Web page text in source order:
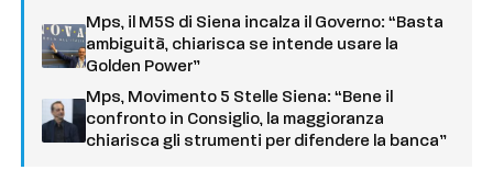
Mps, il M5S di Siena incalza il Governo: “Basta
ambiguità, chiarisca se intende usare la
Golden Power”
Mps, Movimento 5 Stelle Siena: “Bene il
confronto in Consiglio, la maggioranza
chiarisca gli strumenti per difendere la banca”